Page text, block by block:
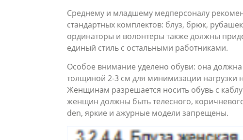
Среднему и младшему медперсоналу
стандартных комплектов: блуз, брюк,
ординаторы и волонтеры также должны
единый стиль с остальными работниками.
Особое внимание уделено обуви: она
толщиной 2-3 см для минимизации нагрузки
Женщинам разрешается носить обувь с
женщин должны быть телесного,
den, яркие и ажурные модели запрещены.